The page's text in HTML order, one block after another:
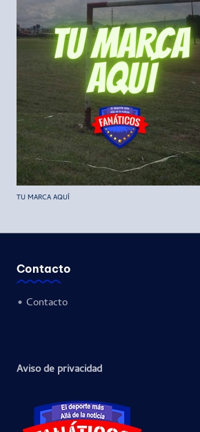
TU MARCA AQUÍ
Contacto
• Contacto
Aviso de privacidad